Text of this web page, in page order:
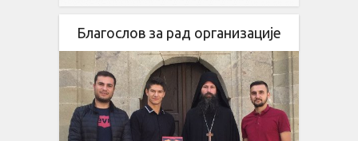
Благослов за рад организације